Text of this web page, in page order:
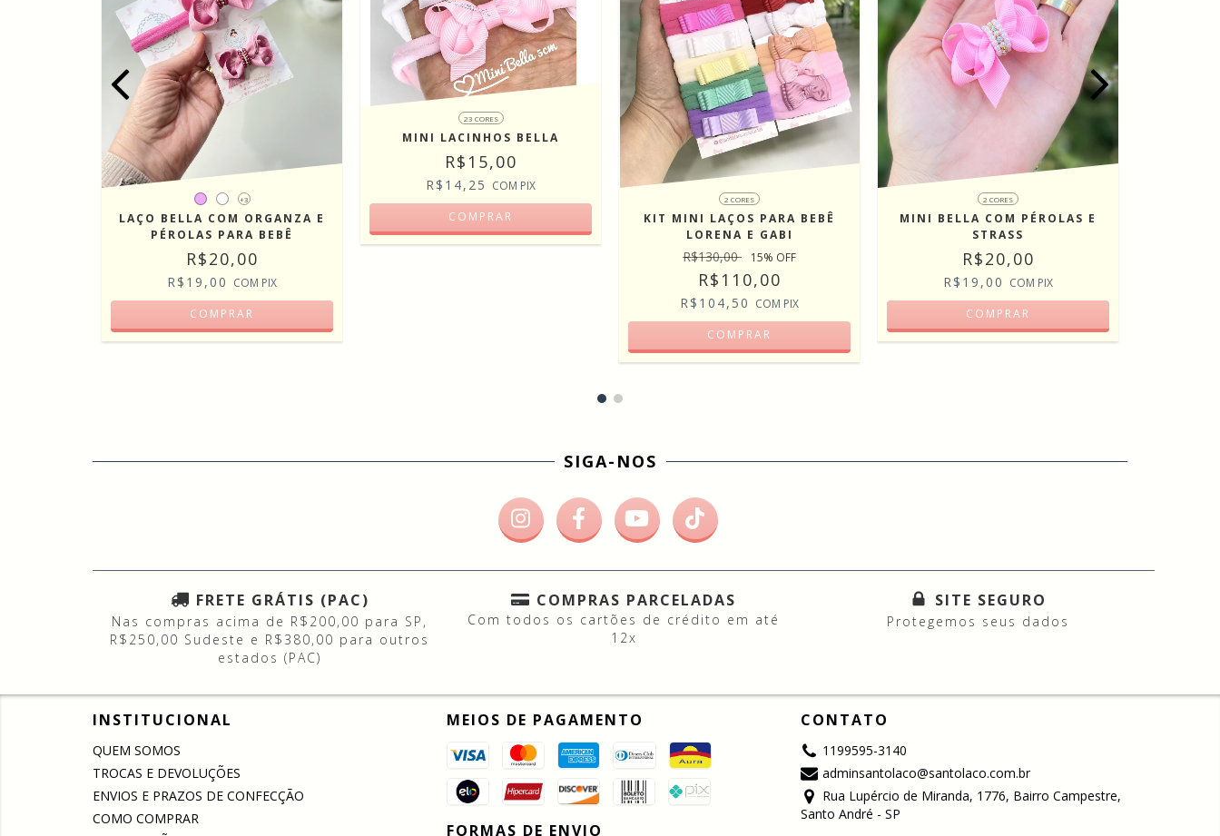
+3
LAÇO BELLA COM ORGANZA E
PÉROLAS PARA BEBÊ
R$20,00
R$19,00 COM PIX
COMPRAR
23 CORES
MINI LACINHOS BELLA
R$15,00
R$14,25 COM PIX
COMPRAR
2 CORES
KIT MINI LAÇOS PARA BEBÊ
LORENA E GABI
R$130,00 15% OFF
R$110,00
R$104,50 COM PIX
COMPRAR
2 CORES
MINI BELLA COM PÉROLAS E
STRASS
R$20,00
R$19,00 COM PIX
COMPRAR
SIGA-NOS
FRETE GRÁTIS (PAC)
Nas compras acima de R$200,00 para SP,
R$250,00 Sudeste e R$380,00 para outros
estados (PAC)
COMPRAS PARCELADAS
Com todos os cartões de crédito em até
12x
SITE SEGURO
Protegemos seus dados
INSTITUCIONAL
QUEM SOMOS
TROCAS E DEVOLUÇÕES
ENVIOS E PRAZOS DE CONFECÇÃO
COMO COMPRAR
MEIOS DE PAGAMENTO
FORMAS DE ENVIO
CONTATO
1199595-3140
adminsantolaco@santolaco.com.br
Rua Lupércio de Miranda, 1776, Bairro Campestre,
Santo André - SP